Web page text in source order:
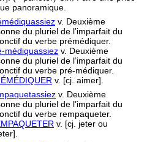
panoramique.
v. Deuxième
du pluriel de l’imparfait du
du verbe prémédiquer.
médiquassiez v. Deuxième
du pluriel de l’imparfait du
du verbe pré-médiquer.
v. [cj. aimer].
v. Deuxième
du pluriel de l’imparfait du
du verbe rempaqueter.
v. [cj. jeter ou